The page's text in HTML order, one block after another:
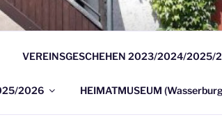
VEREINSGESCHEHEN 2023/2024/2025/
2026 HEIMATMUSEUM